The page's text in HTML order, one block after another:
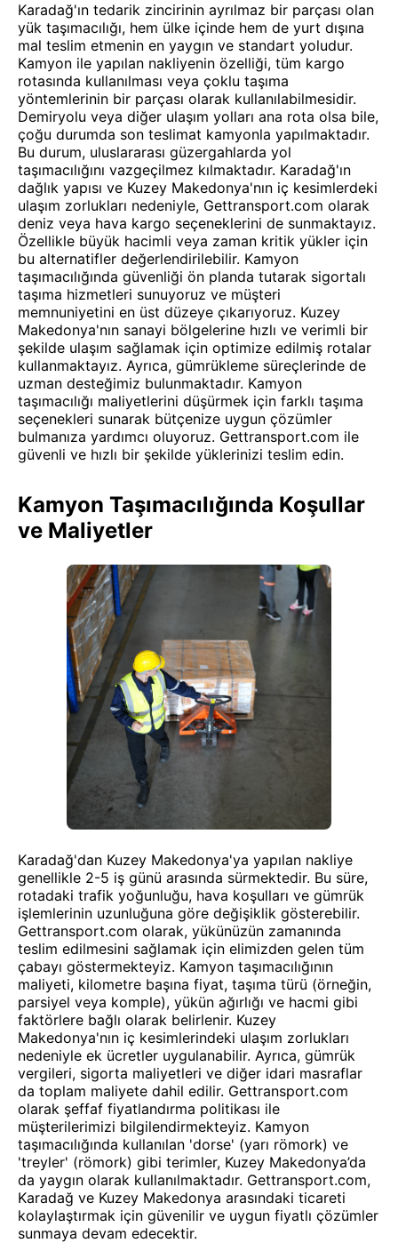
Karadağ'ın tedarik zincirinin ayrılmaz bir parçası olan
yük taşımacılığı, hem ülke içinde hem de yurt dışına
mal teslim etmenin en yaygın ve standart yoludur.
Kamyon ile yapılan nakliyenin özelliği, tüm kargo
rotasında kullanılması veya çoklu taşıma
yöntemlerinin bir parçası olarak kullanılabilmesidir.
Demiryolu veya diğer ulaşım yolları ana rota olsa bile,
çoğu durumda son teslimat kamyonla yapılmaktadır.
Bu durum, uluslararası güzergahlarda yol
taşımacılığını vazgeçilmez kılmaktadır. Karadağ'ın
dağlık yapısı ve Kuzey Makedonya'nın iç kesimlerdeki
ulaşım zorlukları nedeniyle, Gettransport.com olarak
deniz veya hava kargo seçeneklerini de sunmaktayız.
Özellikle büyük hacimli veya zaman kritik yükler için
bu alternatifler değerlendirilebilir. Kamyon
taşımacılığında güvenliği ön planda tutarak sigortalı
taşıma hizmetleri sunuyoruz ve müşteri
memnuniyetini en üst düzeye çıkarıyoruz. Kuzey
Makedonya'nın sanayi bölgelerine hızlı ve verimli bir
şekilde ulaşım sağlamak için optimize edilmiş rotalar
kullanmaktayız. Ayrıca, gümrükleme süreçlerinde de
uzman desteğimiz bulunmaktadır. Kamyon
taşımacılığı maliyetlerini düşürmek için farklı taşıma
seçenekleri sunarak bütçenize uygun çözümler
bulmanıza yardımcı oluyoruz. Gettransport.com ile
güvenli ve hızlı bir şekilde yüklerinizi teslim edin.
Kamyon Taşımacılığında Koşullar
ve Maliyetler
Karadağ'dan Kuzey Makedonya'ya yapılan nakliye
genellikle 2-5 iş günü arasında sürmektedir. Bu süre,
rotadaki trafik yoğunluğu, hava koşulları ve gümrük
işlemlerinin uzunluğuna göre değişiklik gösterebilir.
Gettransport.com olarak, yükünüzün zamanında
teslim edilmesini sağlamak için elimizden gelen tüm
çabayı göstermekteyiz. Kamyon taşımacılığının
maliyeti, kilometre başına fiyat, taşıma türü (örneğin,
parsiyel veya komple), yükün ağırlığı ve hacmi gibi
faktörlere bağlı olarak belirlenir. Kuzey
Makedonya'nın iç kesimlerindeki ulaşım zorlukları
nedeniyle ek ücretler uygulanabilir. Ayrıca, gümrük
vergileri, sigorta maliyetleri ve diğer idari masraflar
da toplam maliyete dahil edilir. Gettransport.com
olarak şeffaf fiyatlandırma politikası ile
müşterilerimizi bilgilendirmekteyiz. Kamyon
taşımacılığında kullanılan 'dorse' (yarı römork) ve
'treyler' (römork) gibi terimler, Kuzey Makedonya’da
da yaygın olarak kullanılmaktadır. Gettransport.com,
Karadağ ve Kuzey Makedonya arasındaki ticareti
kolaylaştırmak için güvenilir ve uygun fiyatlı çözümler
sunmaya devam edecektir.